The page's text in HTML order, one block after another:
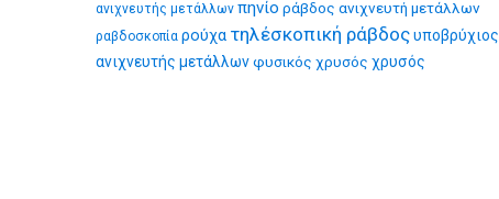
ανιχνευτής μετάλλων πηνίο ράβδος ανιχνευτή μετάλλων
ραβδοσκοπία ρούχα τηλέσκοπική ράβδοςυποβρύχιος
ανιχνευτής μετάλλωνφυσικός χρυσός χρυσός